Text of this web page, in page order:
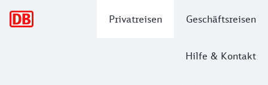
Privatreisen Geschäftsreisen
Hilfe & Kontakt